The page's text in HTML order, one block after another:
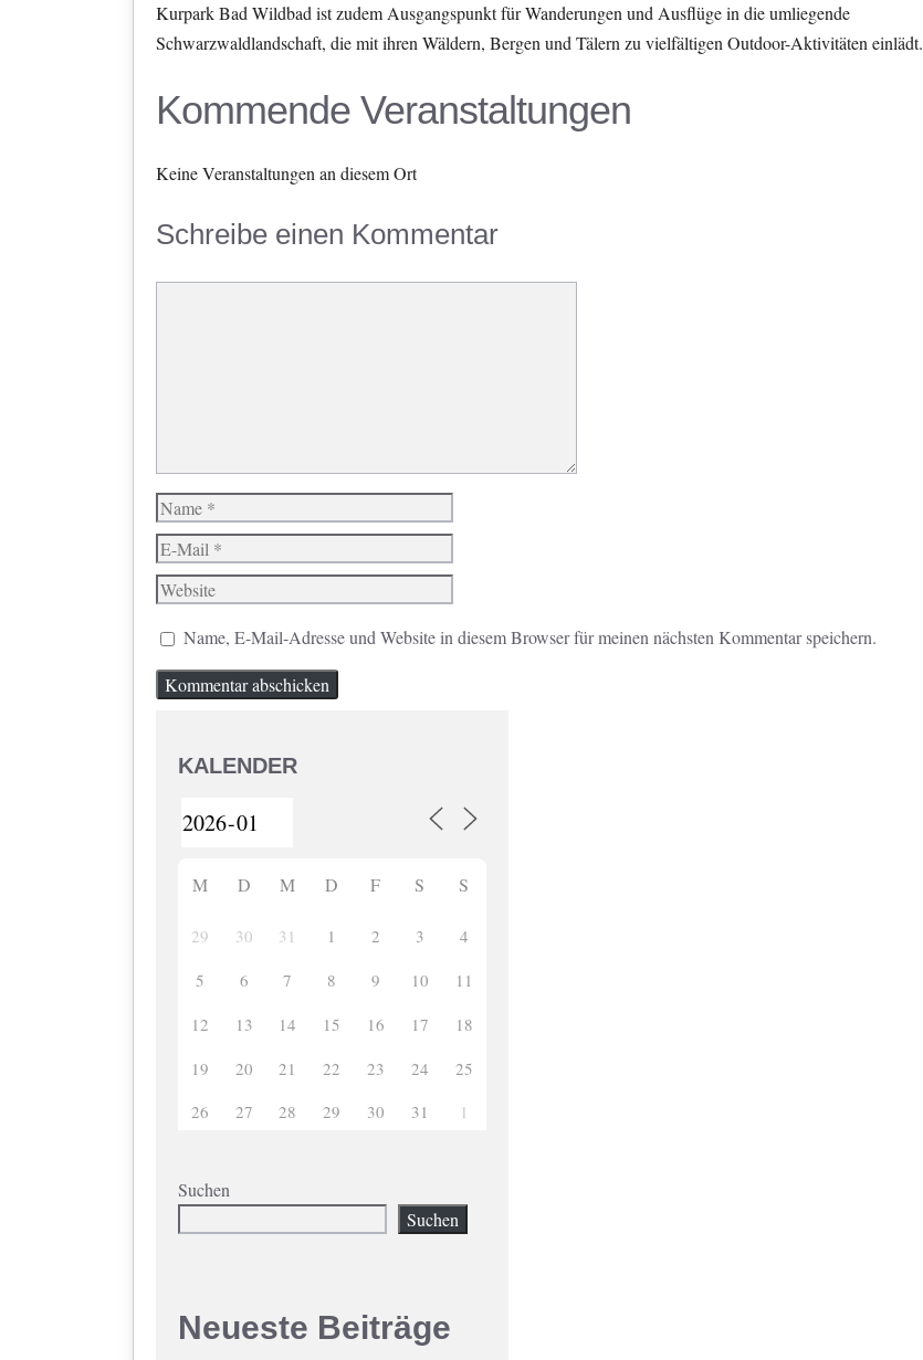
Kurpark Bad Wildbad ist zudem Ausgangspunkt für Wanderungen und Ausflüge in die umliegende
Schwarzwaldlandschaft, die mit ihren Wäldern, Bergen und Tälern zu vielfältigen Outdoor-Aktivitäten einlädt.
Kommende Veranstaltungen
Keine Veranstaltungen an diesem Ort
Schreibe einen Kommentar
Name
E-
Mail
Website
Name, E-Mail-Adresse und Website in diesem Browser für meinen nächsten Kommentar speichern.
KALENDER
M D M D F S S
29 30 31 1 2 3
4
5
6 7 8 9 10
11
12
13 14 15 16 17
18
19
20 21 22 23 24
25
26
27 28 29 30 31 1
Suchen
Suchen
Neueste Beiträge